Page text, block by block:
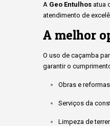
A Geo Entulhos atua
atendimento de
A melhor
O uso de caçamba
garantir o
Obras e
Serviços da
Limpeza de